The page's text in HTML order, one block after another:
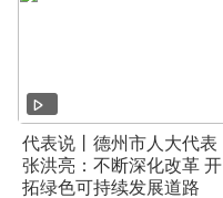
代表说丨德州市人大代表
张洪亮：不断深化改革 开
拓绿色可持续发展道路